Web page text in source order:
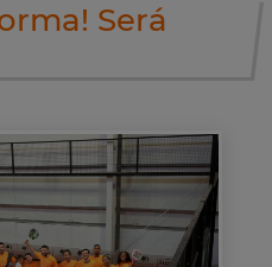
Será